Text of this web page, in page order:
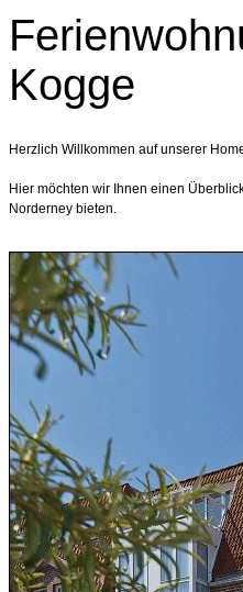
Kogge
Herzlich Willkommen auf unserer
Hier möchten wir Ihnen einen
Norderney bieten.